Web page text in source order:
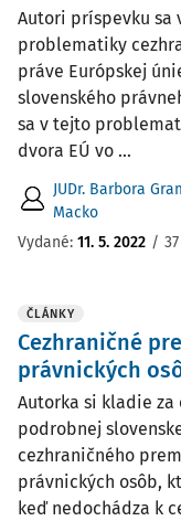
Autori príspevku sa
problematiky
práve Európskej
slovenského
sa v tejto
dvora EÚ vo ...
JUDr. Barbora
Macko
Vydané: 11. 5. 2022 /
ČLÁNKY
Cezhraničné
právnických
Autorka si kladie
podrobnej
cezhraničného
právnických osôb,
keď nedochádza k